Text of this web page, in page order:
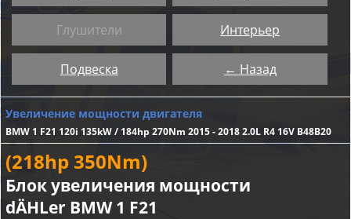
Глушители Интерьер
Подвеска ← Назад
Увеличение мощности двигателя
BMW 1 F21 120i 135kW / 184hp 270Nm 2015 - 2018 2.0L R4 16V B48B20
(218hp 350Nm)
Блок увеличения мощности
dÄHLer BMW 1 F21